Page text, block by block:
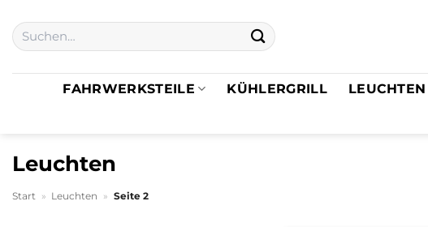
Inhalt
springen
Suchen
nach:
FAHRWERKSTEILE KÜHLERGRILL LEUCHTEN
Leuchten
Start » Leuchten » Seite 2